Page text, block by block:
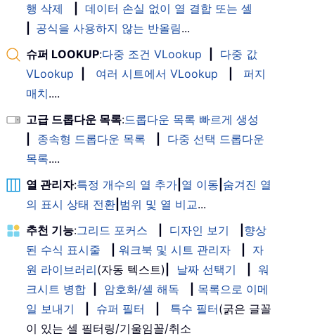
행 삭제
데이터 손실 없이 열 결합 또는 셀
공식을 사용하지 않는 반올림...
슈퍼 LOOKUP:다중 조건 VLookup
다중 값
VLookup
여러 시트에서 VLookup
퍼지
매치....
고급 드롭다운 목록:드롭다운 목록 빠르게 생성
종속형 드롭다운 목록
다중 선택 드롭다운
목록....
열 관리자:특정 개수의 열 추가 열 이동 숨겨진 열
의 표시 상태 전환 범위 및 열 비교...
추천 기능:그리드 포커스 디자인 보기
향상
된 수식 표시줄
워크북 및 시트 관리자
자
원 라이브러리(자동 텍스트) 날짜 선택기
워
크시트 병합
암호화/셀 해독
목록으로 이메
일 보내기
슈퍼 필터 특수 필터(굵은 글꼴
이 있는 셀 필터링/기울임꼴/취소